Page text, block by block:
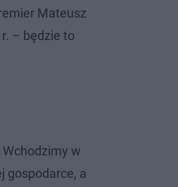
Mateusz
– będzie to
w
gospodarce, a